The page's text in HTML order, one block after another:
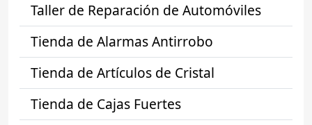
Taller de Reparación de Automóviles
Tienda de Alarmas Antirrobo
Tienda de Artículos de Cristal
Tienda de Cajas Fuertes